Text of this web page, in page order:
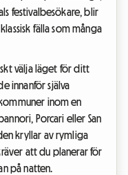
festivalbesökare, blir
fälla som många
välja läget för ditt
innanför själva
inom en
Porcari eller San
kryllar av rymliga
att du planerar för
på natten.